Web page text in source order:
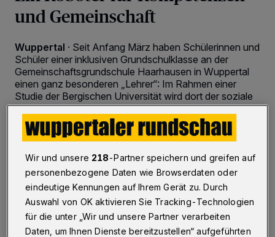
und Gemeinschaft
Wuppertal · Seit Anfang März haben Schülerinnen und
Schüler einer inklusiven Grundschulklasse an der
Gemeinschaftsgrundschule Haarhausen in Wuppertal
einen ganz besonderen „Lehrer“: Im Rahmen einer
Studie der Bergischen Universität wird dort der soziale
Roboter „Pepper“ eingesetzt. Untersucht wird das
Potenzial des Roboters als Lern- und Förderbegleiter in
der Inklusion.
16.03.2022 , 10:00 Uhr 2 Minuten Lesezeit
Wir und unsere 218-Partner speichern und greifen auf
personenbezogene Daten wie Browserdaten oder
eindeutige Kennungen auf Ihrem Gerät zu. Durch
Auswahl von OK aktivieren Sie Tracking-Technologien
für die unter „Wir und unsere Partner verarbeiten
Daten, um Ihnen Dienste bereitzustellen“ aufgeführten